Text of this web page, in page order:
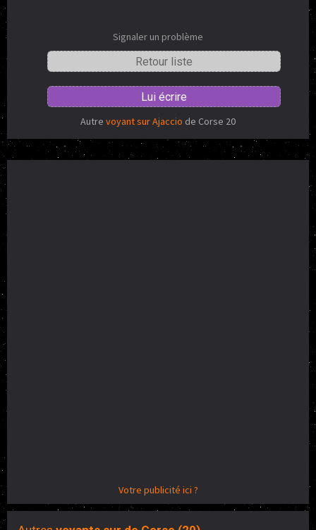
Signaler un problème
Retour liste
Lui écrire
Autre voyant sur Ajaccio de Corse 20
Votre publicité ici ?